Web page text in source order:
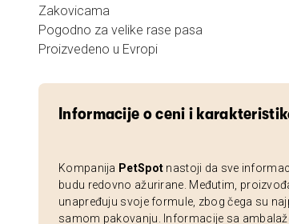
Zakovicama
Pogodno za velike rase pasa
Proizvedeno u Evropi
Informacije o ceni i
Kompanija PetSpot nastoji da sve
budu redovno ažurirane. Međutim,
unapređuju svoje formule, zbog čega su
samom pakovanju. Informacije sa